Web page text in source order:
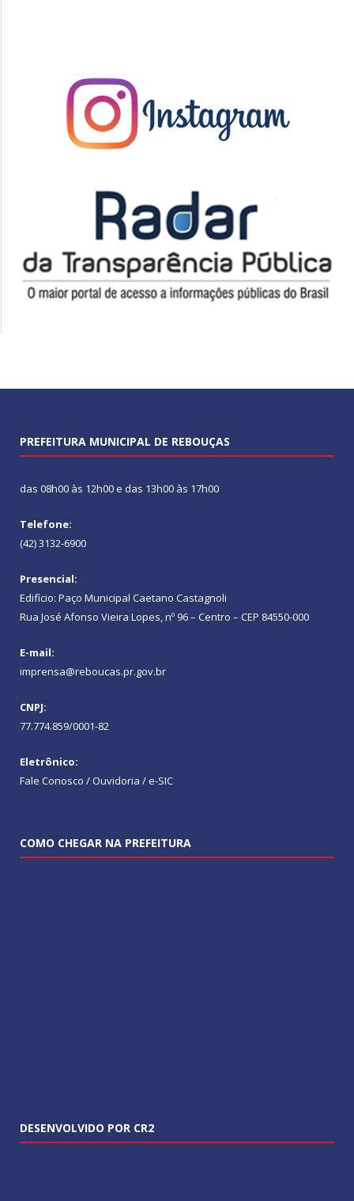
PREFEITURA MUNICIPAL DE REBOUÇAS
das 08h00 às 12h00 e das 13h00 às 17h00
Telefone:
(42) 3132-6900
Presencial:
Edifício: Paço Municipal Caetano Castagnoli
Rua José Afonso Vieira Lopes, nº 96 – Centro – CEP 84550-000
E-mail:
imprensa@reboucas.pr.gov.br
CNPJ:
77.774.859/0001-82
Eletrônico:
Fale Conosco / Ouvidoria / e-SIC
COMO CHEGAR NA PREFEITURA
DESENVOLVIDO POR CR2